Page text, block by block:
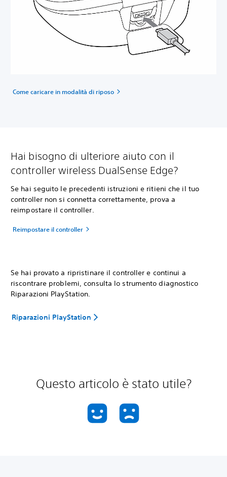
Come caricare in modalità di riposo
Hai bisogno di ulteriore aiuto con il
controller wireless DualSense Edge?
Se hai seguito le precedenti istruzioni e ritieni che il tuo
controller non si connetta correttamente, prova a
reimpostare il controller.
Reimpostare il controller
Se hai provato a ripristinare il controller e continui a
riscontrare problemi, consulta lo strumento diagnostico
Riparazioni PlayStation.
Riparazioni PlayStation
Questo articolo è stato utile?